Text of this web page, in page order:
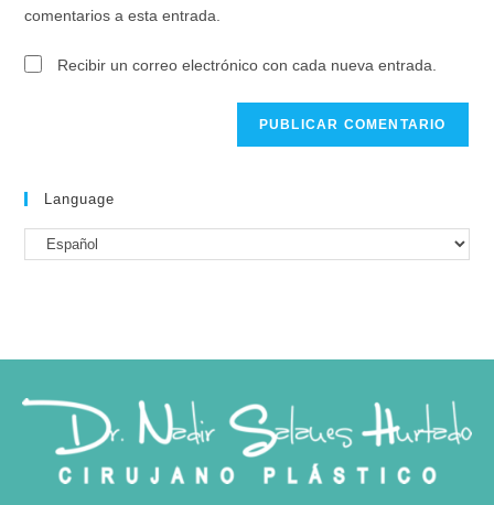
comentarios a esta entrada.
Recibir un correo electrónico con cada nueva entrada.
Language